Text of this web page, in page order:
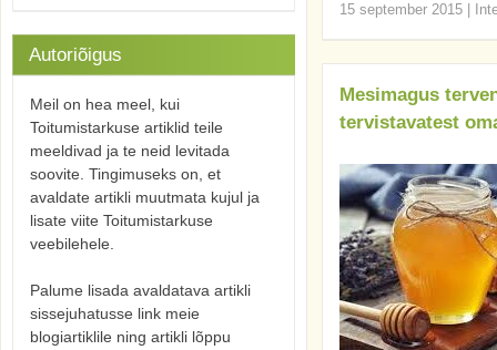
15 september 2015
Mesimagus
tervistavatest
Autoriõigus
Meil on hea meel, kui
Toitumistarkuse artiklid teile
meeldivad ja te neid levitada
soovite. Tingimuseks on, et
avaldate artikli muutmata kujul ja
lisate viite Toitumistarkuse
veebilehele.
Palume lisada avaldatava artikli
sissejuhatusse link meie
blogiartiklile ning artikli lõppu